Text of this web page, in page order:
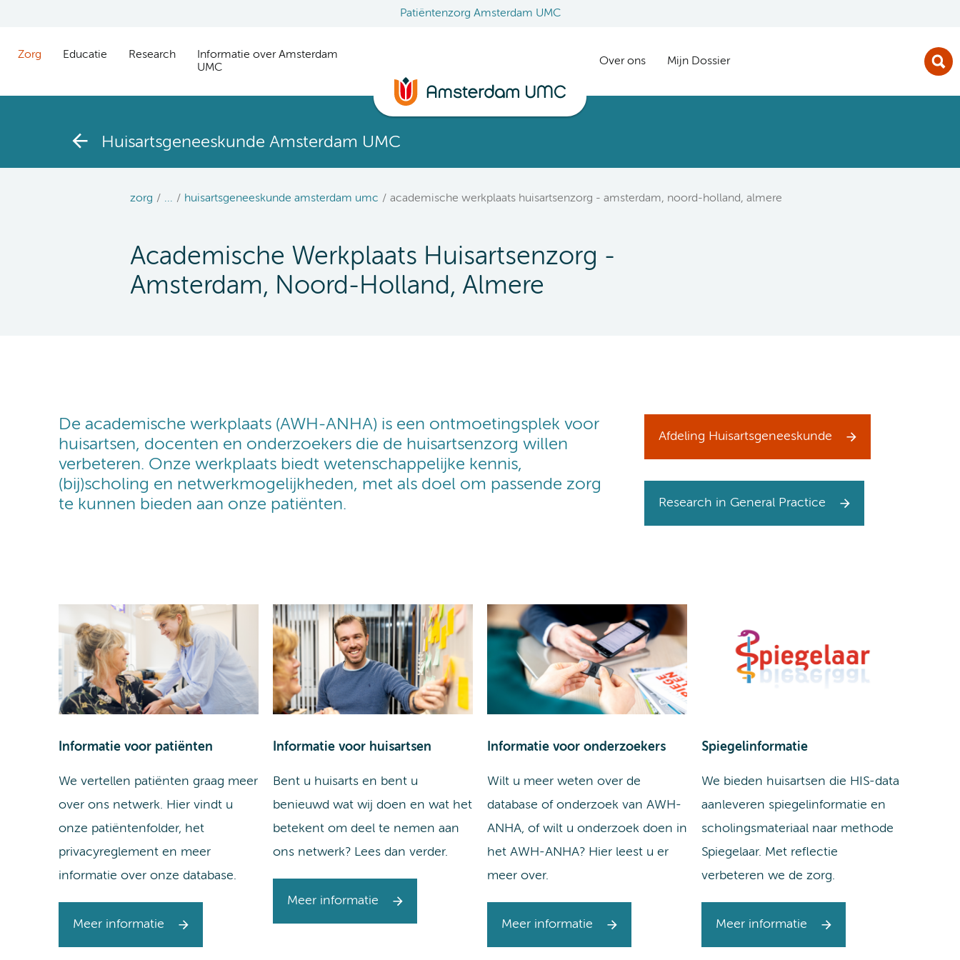
Patiëntenzorg Amsterdam UMC
Zorg Educatie Research
Informatie over Amsterdam
UMC
Over ons Mijn Dossier
Huisartsgeneeskunde Amsterdam UMC
zorg ... huisartsgeneeskunde amsterdam umc academische werkplaats huisartsenzorg - amsterdam, noord-holland, almere
Academische Werkplaats Huisartsenzorg -
Amsterdam, Noord-Holland, Almere
De academische werkplaats (AWH-ANHA) is een ontmoetingsplek voor
huisartsen, docenten en onderzoekers die de huisartsenzorg willen
verbeteren. Onze werkplaats biedt wetenschappelijke kennis,
(bij)scholing en netwerkmogelijkheden, met als doel om passende zorg
te kunnen bieden aan onze patiënten.
Afdeling Huisartsgeneeskunde
Research in General Practice
Informatie voor patiënten
We vertellen patiënten graag meer
over ons netwerk. Hier vindt u
onze patiëntenfolder, het
privacyreglement en meer
informatie over onze database.
Meer informatie
Informatie voor huisartsen
Bent u huisarts en bent u
benieuwd wat wij doen en wat het
betekent om deel te nemen aan
ons netwerk? Lees dan verder.
Meer informatie
Informatie voor onderzoekers
Wilt u meer weten over de
database of onderzoek van AWH-
ANHA, of wilt u onderzoek doen in
het AWH-ANHA? Hier leest u er
meer over.
Meer informatie
Spiegelinformatie
We bieden huisartsen die HIS-data
aanleveren spiegelinformatie en
scholingsmateriaal naar methode
Spiegelaar. Met reflectie
verbeteren we de zorg.
Meer informatie